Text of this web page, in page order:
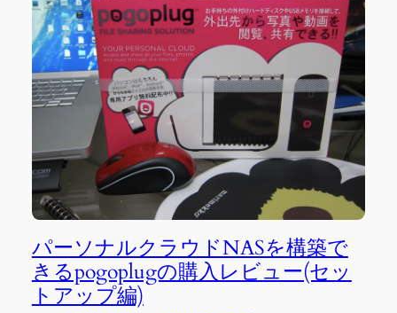
パーソナルクラウドNASを構築で
きるpogoplugの購入レビュー(セッ
トアップ編)